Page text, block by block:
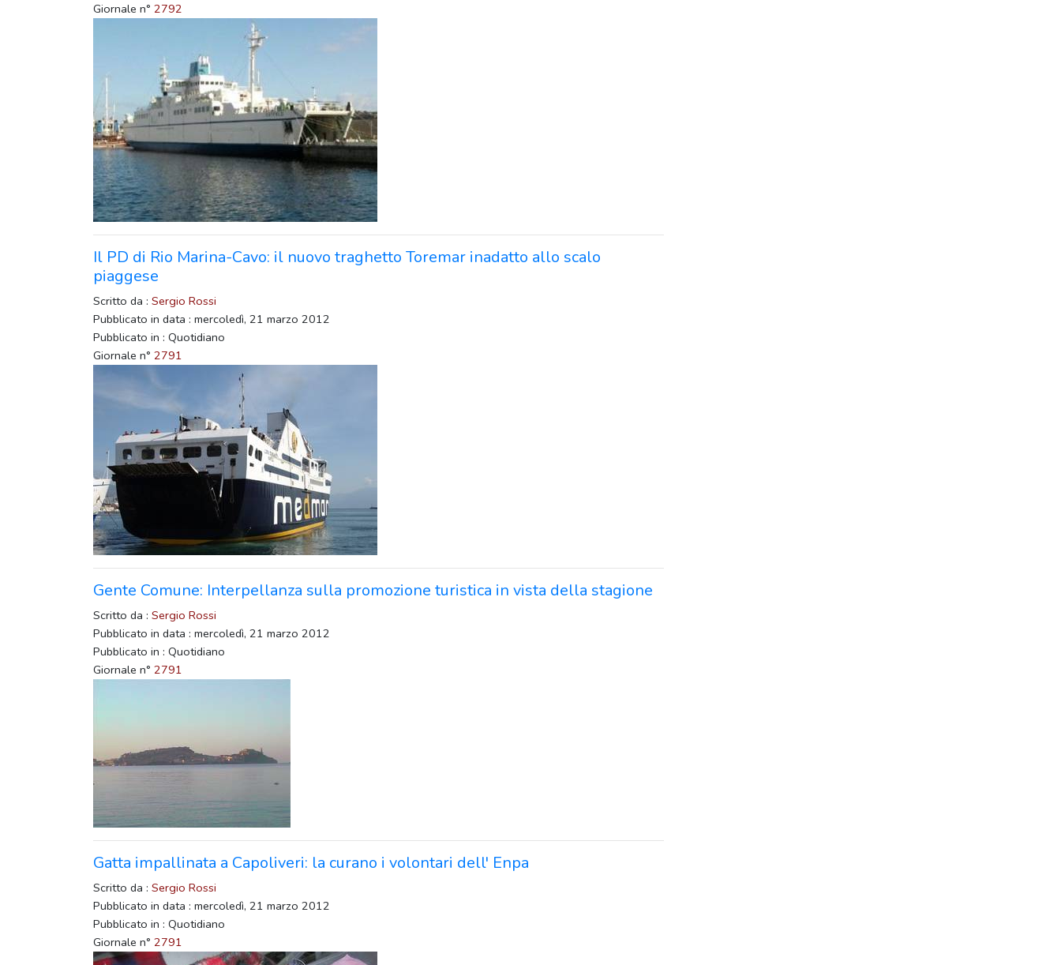
Giornale n° 2792
Il PD di Rio Marina-Cavo: il nuovo traghetto Toremar inadatto allo scalo
piaggese
Scritto da : Sergio Rossi
Pubblicato in data : mercoledì, 21 marzo 2012
Pubblicato in : Quotidiano
Giornale n° 2791
Gente Comune: Interpellanza sulla promozione turistica in vista della stagione
Scritto da : Sergio Rossi
Pubblicato in data : mercoledì, 21 marzo 2012
Pubblicato in : Quotidiano
Giornale n° 2791
Gatta impallinata a Capoliveri: la curano i volontari dell' Enpa
Scritto da : Sergio Rossi
Pubblicato in data : mercoledì, 21 marzo 2012
Pubblicato in : Quotidiano
Giornale n° 2791